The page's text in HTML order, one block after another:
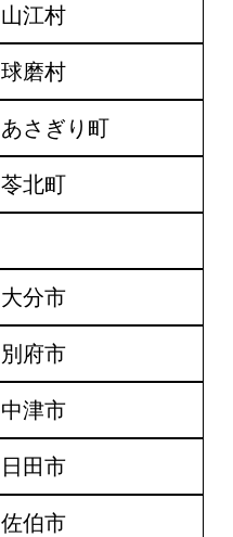
山江村
球磨村
あさぎり町
苓北町
大分市
別府市
中津市
日田市
佐伯市